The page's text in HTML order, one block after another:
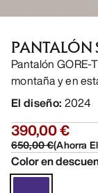
PANTALÓN
Pantalón
montaña y en
El diseño: 2024
390,00 €
650,00 €(Ahorra El
Color en